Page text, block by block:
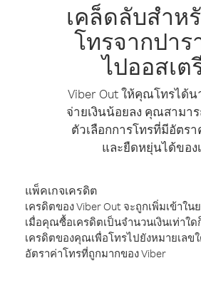
เคล็ดลับสำห
โทรจากปาร
ไปออสเต
Viber Out ให้คุณโทรได้
จ่ายเงินน้อยลง คุณสามาร
ตัวเลือกการโทรที่มีอัตร
และยืดหยุ่นได้ของ
แพ็คเกจเครดิต
เครดิตของ Viber Out จะถูกเพิ่มเข้าใ
เมื่อคุณซื้อเครดิตเป็นจำนวนเงินเท่าใ
เครดิตของคุณเพื่อโทรไปยังหมายเลข
อัตราค่าโทรที่ถูกมากของ Viber